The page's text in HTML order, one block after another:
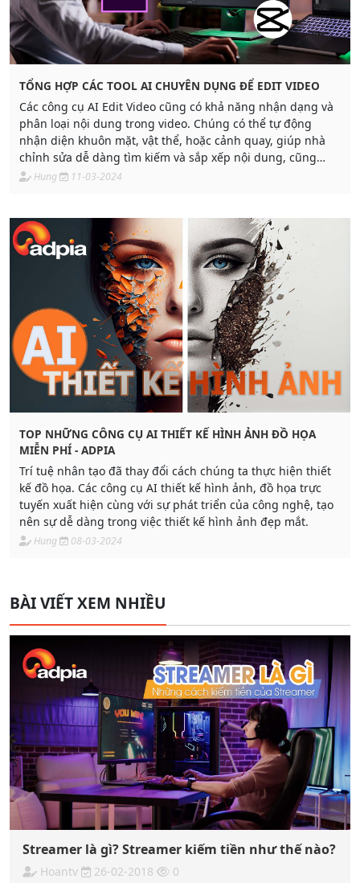
TỔNG HỢP CÁC TOOL AI CHUYÊN DỤNG ĐỂ EDIT VIDEO
Các công cụ AI Edit Video cũng có khả năng nhận dạng và
phân loại nội dung trong video. Chúng có thể tự động
nhận diện khuôn mặt, vật thể, hoặc cảnh quay, giúp nhà
chỉnh sửa dễ dàng tìm kiếm và sắp xếp nội dung, cũng
như áp dụng các hiệu chỉnh tự động dựa trên nội dung.
Hung 11-03-2024
TOP NHỮNG CÔNG CỤ AI THIẾT KẾ HÌNH ẢNH ĐỒ HỌA
MIỄN PHÍ - ADPIA
Trí tuệ nhân tạo đã thay đổi cách chúng ta thực hiện thiết
kế đồ họa. Các công cụ AI thiết kế hình ảnh, đồ họa trực
tuyến xuất hiện cùng với sự phát triển của công nghệ, tạo
nên sự dễ dàng trong việc thiết kế hình ảnh đẹp mắt.
Hung 08-03-2024
BÀI VIẾT XEM NHIỀU
Streamer là gì? Streamer kiếm tiền như thế nào?
Hoantv 26-02-2018 0